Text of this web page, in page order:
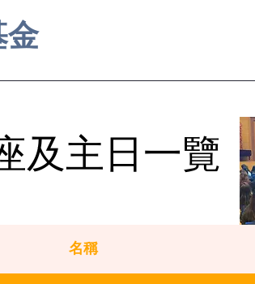
金
及主日一覽
及主日一覽
名稱